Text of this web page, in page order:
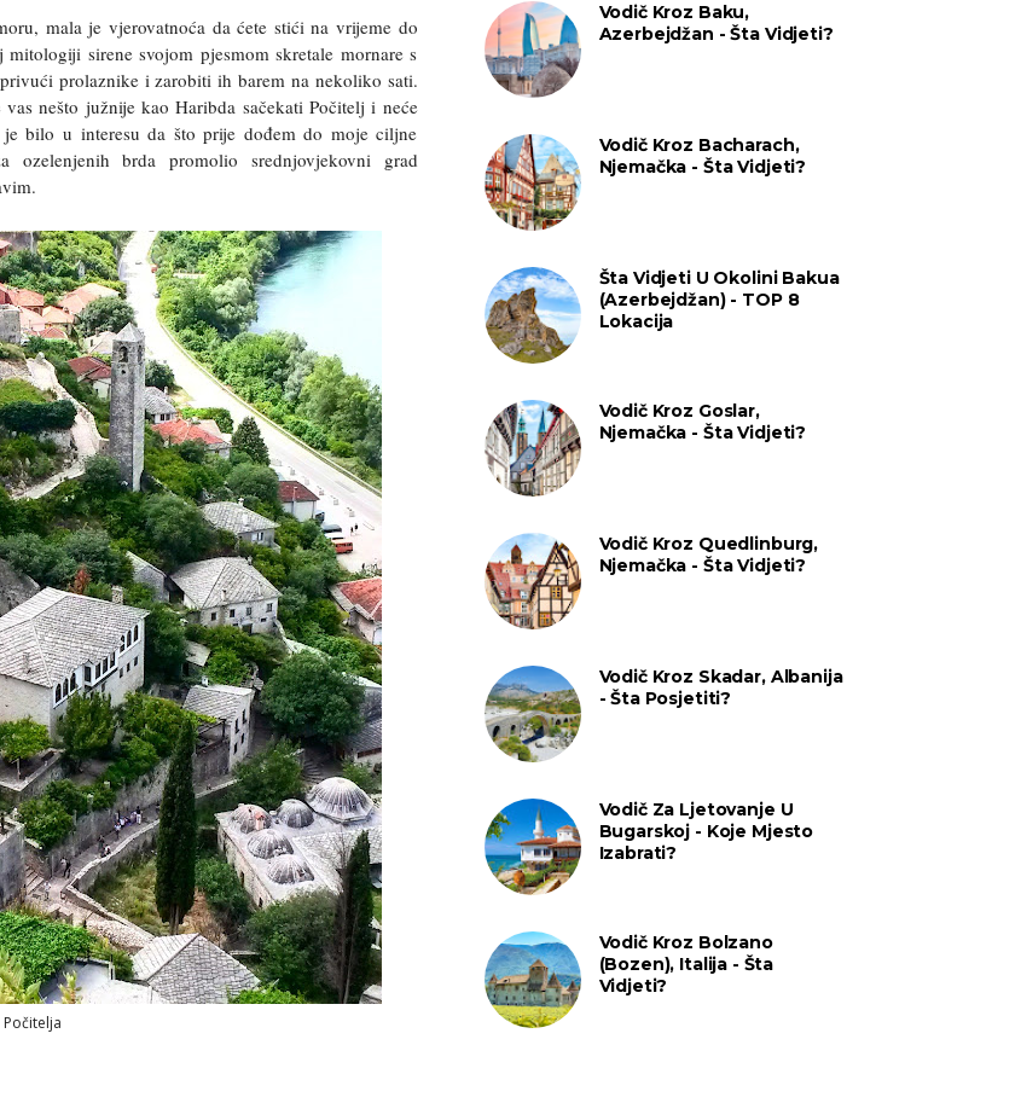
mala je vjerovatnoća da ćete stići na vrijeme do
sirene svojom pjesmom skretale mornare s
prolaznike i zarobiti ih barem na nekoliko sati.
nešto južnije kao Haribda sačekati Počitelj i neće
bilo u interesu da što prije dođem do moje ciljne
ozelenjenih brda promolio srednjovjekovni grad
Vodič Kroz Baku,
Azerbejdžan - Šta Vidjeti?
Vodič Kroz Bacharach,
Njemačka - Šta Vidjeti?
Šta Vidjeti U Okolini Bakua
(Azerbejdžan) - TOP 8
Lokacija
Vodič Kroz Goslar,
Njemačka - Šta Vidjeti?
Vodič Kroz Quedlinburg,
Njemačka - Šta Vidjeti?
Vodič Kroz Skadar, Albanija
- Šta Posjetiti?
Vodič Za Ljetovanje U
Bugarskoj - Koje Mjesto
Izabrati?
Vodič Kroz Bolzano
(Bozen), Italija - Šta
Vidjeti?